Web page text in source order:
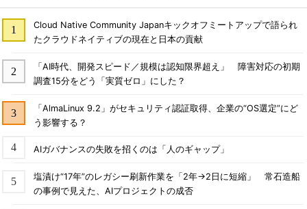
Cloud Native Community Japanキックオフミートアップで語られ
たクラウドネイティブの現在と日本の貢献
「AI時代、開発スピード／規模は認知限界超え」 障害対応の初期
調査15分をどう「実質ゼロ」にした？
「AlmaLinux 9.2」がセキュリティ認証取得、企業の“OS選定”にど
う影響する？
AIガバナンスの失敗を招くのは「人のギャップ」
塩漬け“17年”のレガシー刷新作業を「2年→2日に短縮」 常石造船
の事例で見えた、AIプロジェクトの成否